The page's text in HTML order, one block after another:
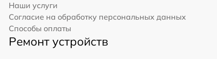
Наши услуги
Согласие на обработку персональных данных
Способы оплаты
Ремонт устройств